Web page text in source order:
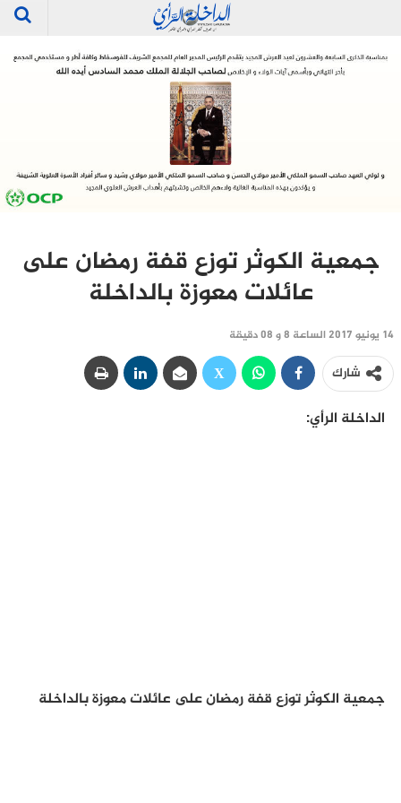
جمعية الكوثر توزع قفة رمضان على
عائلات معوزة بالداخلة
14 يونيو 2017 الساعة 8 و 08 دقيقة
شارك
الداخلة الرأي:
جمعية الكوثر توزع قفة رمضان على عائلات معوزة بالداخلة